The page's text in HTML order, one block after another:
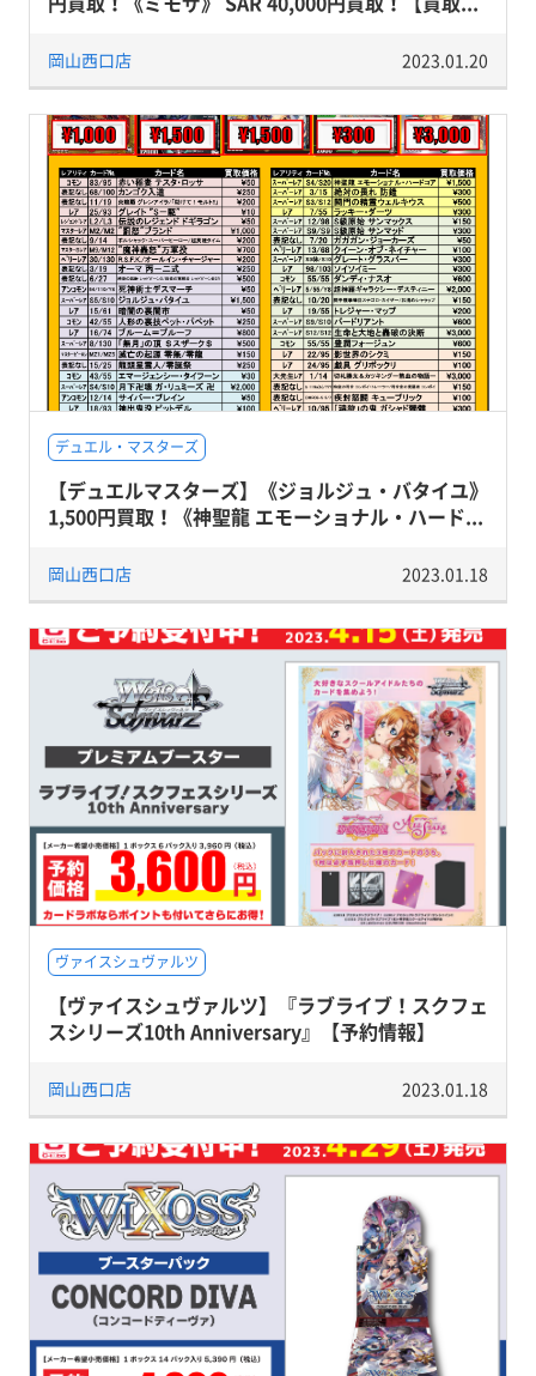
岡山西口店 2023.01.20
デュエル・マスターズ
【デュエルマスターズ】《ジョルジュ・バタイユ》
1,500円買取！《神聖龍 エモーショナル・ハード...
岡山西口店 2023.01.18
ヴァイスシュヴァルツ
【ヴァイスシュヴァルツ】『ラブライブ！スクフェ
スシリーズ10th Anniversary』【予約情報】
岡山西口店 2023.01.18